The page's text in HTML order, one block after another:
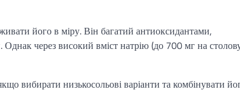
його в міру. Він багатий антиоксидантами,
Однак через високий вміст натрію (до 700 мг на
вибирати низькосольові варіанти та комбінувати